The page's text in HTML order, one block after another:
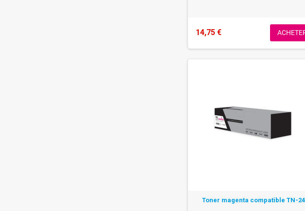
14,75 €
Toner magenta compatible TN-